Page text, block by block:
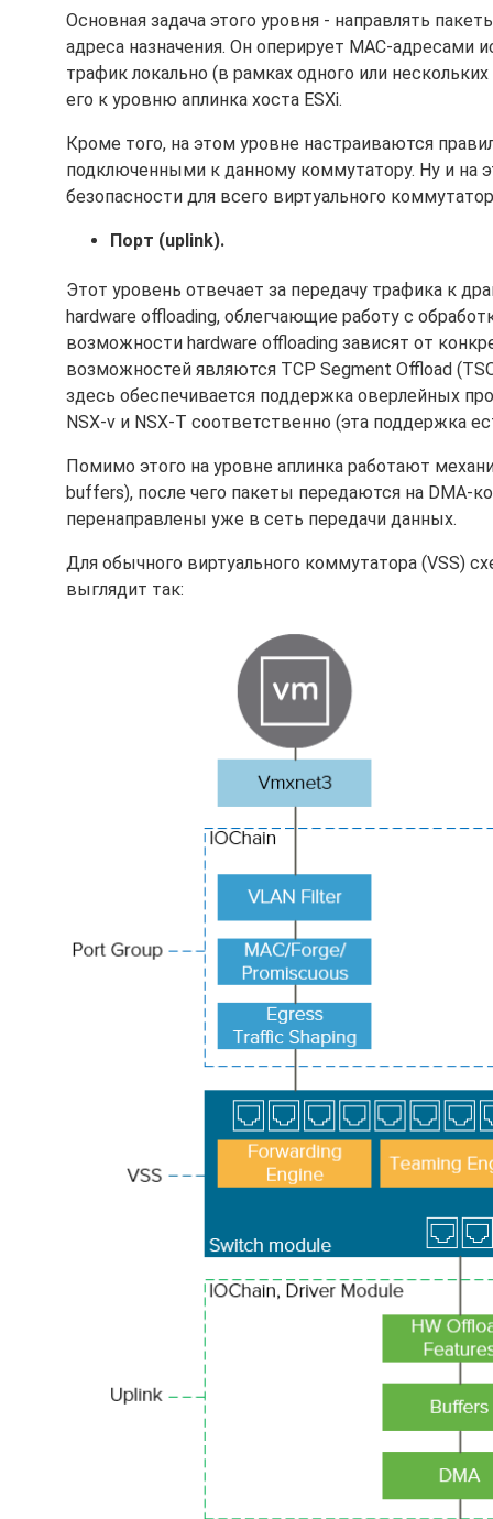
Основная задача этого уровня - направлять
адреса назначения. Он оперирует MAC-адресами
трафик локально (в рамках одного или
его к уровню аплинка хоста ESXi.
Кроме того, на этом уровне настраиваются
подключенными к данному коммутатору. Ну и на
безопасности для всего виртуального
Порт (uplink).
Этот уровень отвечает за передачу трафика к
hardware offloading, облегчающие работу с
возможности hardware offloading зависят от
возможностей являются TCP Segment Offload
здесь обеспечивается поддержка оверлейных
NSX-v и NSX-T соответственно (эта поддержка
Помимо этого на уровне аплинка работают
buffers), после чего пакеты передаются на DMA-
перенаправлены уже в сеть передачи данных.
Для обычного виртуального коммутатора (VSS)
выглядит так: